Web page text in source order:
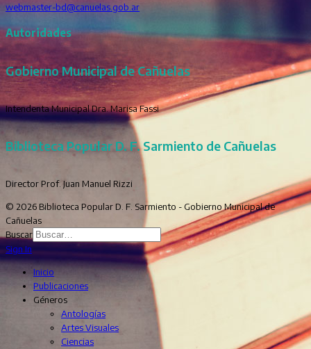
webmaster-bd@canuelas.gob.ar
Autoridades
Gobierno Municipal de Cañuelas
Intendenta Municipal Dra. Marisa Fassi
Biblioteca Popular D. F. Sarmiento de Cañuelas
Director Prof. Juan Manuel Rizzi
© 2026 Biblioteca Popular D. F. Sarmiento - Gobierno Municipal de
Cañuelas
Buscar
Sign In
Inicio
Publicaciones
Géneros
Antologías
Artes Visuales
Ciencias